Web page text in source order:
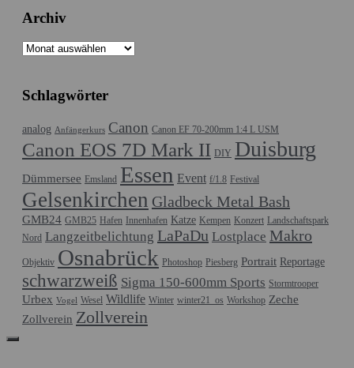
Archiv
Archiv
Schlagwörter
analog Anfängerkurs Canon Canon EF 70-200mm 1:4 L USM
Canon EOS 7D Mark II DIY Duisburg
Dümmersee Emsland Essen Event f/1.8 Festival
Gelsenkirchen Gladbeck Metal Bash
GMB24 GMB25 Hafen Innenhafen Katze Kempen Konzert Landschaftspark
Nord Langzeitbelichtung LaPaDu Lostplace Makro
Objektiv Osnabrück Photoshop Piesberg Portrait Reportage
schwarzweiß Sigma 150-600mm Sports Stormtrooper
Urbex Vogel Wesel Wildlife Winter winter21_os Workshop Zeche
Zollverein Zollverein